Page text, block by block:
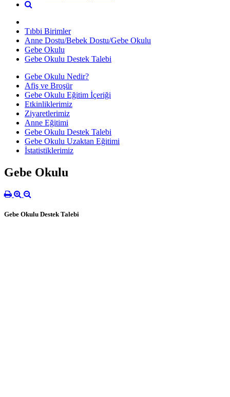
Tıbbi Birimler
Anne Dostu/Bebek Dostu/Gebe Okulu
Gebe Okulu
Gebe Okulu Destek Talebi
Gebe Okulu Nedir?
Afiş ve Broşür
Gebe Okulu Eğitim İçeriği
Etkinliklerimiz
Ziyaretlerimiz
Anne Eğitimi
Gebe Okulu Destek Talebi
Gebe Okulu Uzaktan Eğitimi
İstatistiklerimiz
Gebe Okulu
Gebe Okulu Destek Talebi